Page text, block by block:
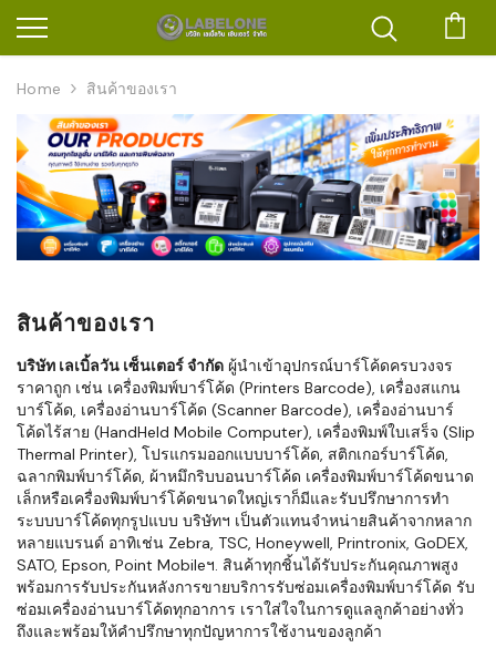
Home สินค้าของเรา
สินค้าของเรา
บริษัท เลเบิ้ลวัน เซ็นเตอร์ จำกัด ผู้นำเข้าอุปกรณ์บาร์โค้ดครบวงจร
ราคาถูก เช่น เครื่องพิมพ์บาร์โค้ด (Printers Barcode), เครื่องสแกน
บาร์โค้ด, เครื่องอ่านบาร์โค้ด (Scanner Barcode), เครื่องอ่านบาร์
โค้ดไร้สาย (HandHeld Mobile Computer), เครื่องพิมพ์ใบเสร็จ (Slip
Thermal Printer), โปรแกรมออกแบบบาร์โค้ด, สติกเกอร์บาร์โค้ด,
ฉลากพิมพ์บาร์โค้ด, ผ้าหมึกริบบอนบาร์โค้ด เครื่องพิมพ์บาร์โค้ดขนาด
เล็กหรือเครื่องพิมพ์บาร์โค้ดขนาดใหญ่เราก็มีและรับปรึกษาการทำ
ระบบบาร์โค้ดทุกรูปแบบ บริษัทฯ เป็นตัวแทนจำหน่ายสินค้าจากหลาก
หลายแบรนด์ อาทิเช่น Zebra, TSC, Honeywell, Printronix, GoDEX,
SATO, Epson, Point Mobileฯ. สินค้าทุกชิ้นได้รับประกันคุณภาพสูง
พร้อมการรับประกันหลังการขายบริการรับซ่อมเครื่องพิมพ์บาร์โค้ด รับ
ซ่อมเครื่องอ่านบาร์โค้ดทุกอาการ เราใส่ใจในการดูแลลูกค้าอย่างทั่ว
ถึงและพร้อมให้คำปรึกษาทุกปัญหาการใช้งานของลูกค้า